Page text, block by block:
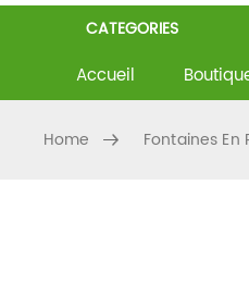
CATEGORIES
Accueil
Home Fontaines En